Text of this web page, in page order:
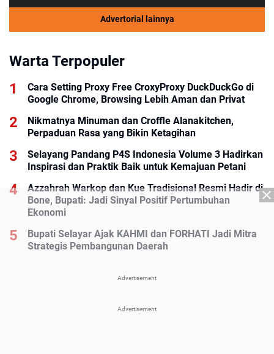
Advertorial lainnya
Warta Terpopuler
Cara Setting Proxy Free CroxyProxy DuckDuckGo di
Google Chrome, Browsing Lebih Aman dan Privat
Nikmatnya Minuman dan Croffle Alanakitchen,
Perpaduan Rasa yang Bikin Ketagihan
Selayang Pandang P4S Indonesia Volume 3 Hadirkan
Inspirasi dan Praktik Baik untuk Kemajuan Petani
Azzahrah Warkop dan Kue Tradisional Resmi Hadir di
Bone, Bupati: Jadi Sinyal Positif Pertumbuhan
Ekonomi
Bupati Selayar Ajak KAHMI dan FORHATI Jadi Mitra
Strategis Pembangunan Daerah
Advertisement
Advertisement